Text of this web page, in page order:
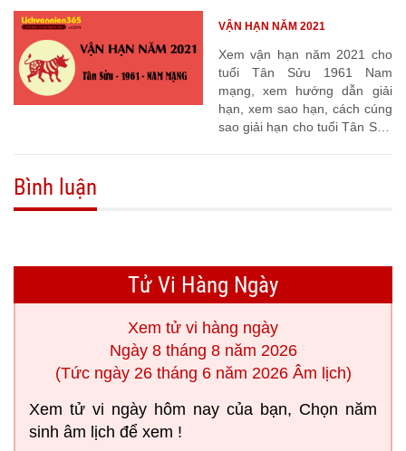
Xem vận hạn năm 2021 cho
tuổi Tân Sửu 1961 Nam
mạng, xem hướng dẫn giải
hạn, xem sao hạn, cách cúng
sao giải hạn cho tuổi Tân Sửu
VẬN HẠN NĂM 2021
Bình luận
Tử Vi Hàng Ngày
Xem tử vi hàng ngày
Ngày 8 tháng 8 năm 2026
(Tức ngày 26 tháng 6 năm 2026 Âm lịch)
Xem tử vi ngày hôm nay của bạn, Chọn năm
sinh âm lịch để xem !